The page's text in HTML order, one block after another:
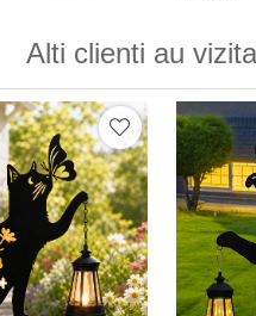
Alti clienti au